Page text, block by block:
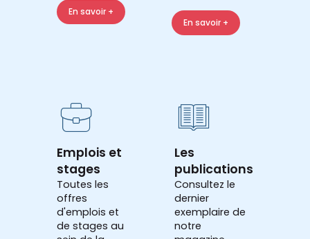
En savoir +
En savoir +
Emplois et
stages
Toutes les
offres
d'emplois et
de stages au
Les
publications
Consultez le
dernier
exemplaire de
notre